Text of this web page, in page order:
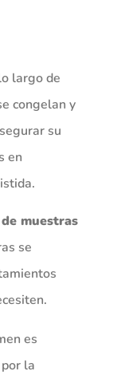
largo de
congelan y
su
en
muestras
se
es
por la